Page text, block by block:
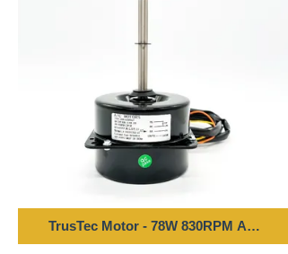
TrusTec Motor - 78W 830RPM